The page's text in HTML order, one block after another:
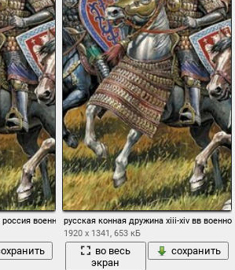
военное делорусская конная дружина xiii-xiv вв
1920 x 1341, 653 кБ
во весь
экран
сохранить